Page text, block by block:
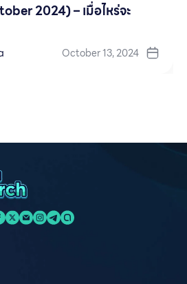
2024) – เมื่อไหร่จะ
October 13, 2024